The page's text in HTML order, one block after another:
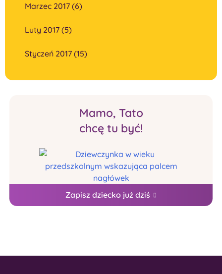
Marzec 2017 (6)
Luty 2017 (5)
Styczeń 2017 (15)
Mamo, Tato
chcę tu być!
Zapisz dziecko już dziś